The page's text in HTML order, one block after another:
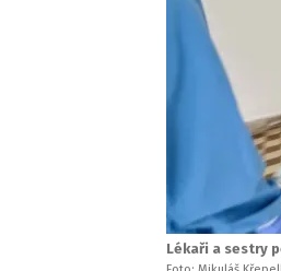
Lékaři a sestry